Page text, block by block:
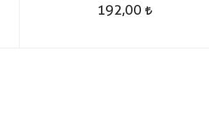
192,00